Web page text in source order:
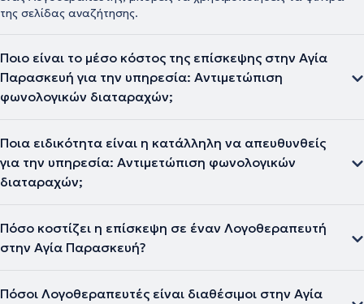
της σελίδας αναζήτησης.
Ποιο είναι το μέσο κόστος της επίσκεψης στην Αγία
Παρασκευή για την υπηρεσία: Αντιμετώπιση
φωνολογικών διαταραχών;
Ποια ειδικότητα είναι η κατάλληλη να απευθυνθείς
για την υπηρεσία: Αντιμετώπιση φωνολογικών
διαταραχών;
Πόσο κοστίζει η επίσκεψη σε έναν Λογοθεραπευτή
στην Αγία Παρασκευή?
Πόσοι Λογοθεραπευτές είναι διαθέσιμοι στην Αγία